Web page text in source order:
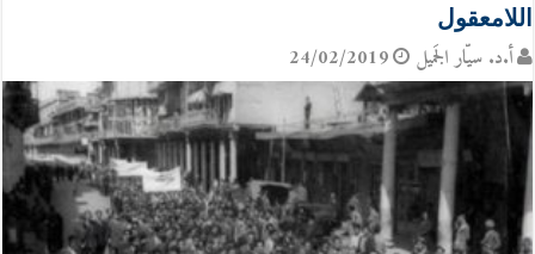
اللامعقول
أ.د. سيّار الجَميل 24/02/2019